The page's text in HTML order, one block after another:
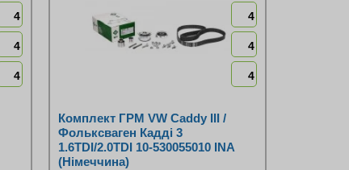
4
4
4
4
4
4
Комплект ГРМ VW Caddy III /
Фольксваген Кадді 3
1.6TDI/2.0TDI 10-530055010 INA
(Німеччина)